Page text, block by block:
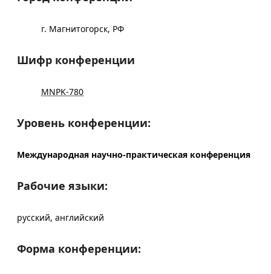
г. Магнитогорск, РФ
Шифр конференции
MNPK-780
Уровень конференции:
Международная научно-практическая конференция
Рабочие языки:
русский, английский
Форма конференции: